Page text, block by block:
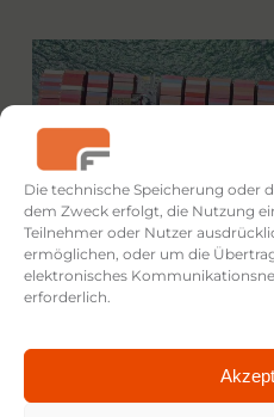
Die technische Speicherung oder
dem Zweck erfolgt, die Nutzung
Teilnehmer oder Nutzer
ermöglichen, oder um die
elektronisches
erforderlich.